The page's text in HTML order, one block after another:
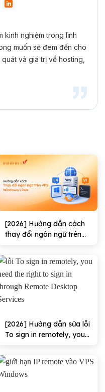
kinh nghiệm trong lĩnh
muốn sẽ đem đến cho
và giá trị về hosting,
[2026] Hướng dẫn cách
thay đổi ngôn ngữ trên
[2026] Hướng dẫn sửa lỗi
To sign in remotely, you
through Remote
Desktop Services hiệu
quả